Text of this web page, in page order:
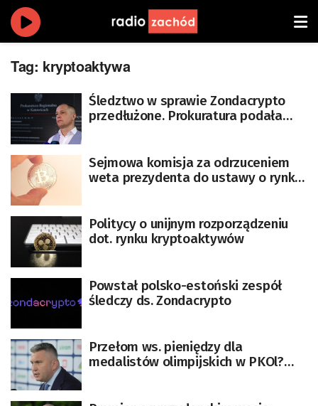
Tag: kryptoaktywa
Śledztwo w sprawie Zondacrypto
przedłużone. Prokuratura podała
Sejmowa komisja za odrzuceniem
weta prezydenta do ustawy o rynku
Politycy o unijnym rozporządzeniu
dot. rynku kryptoaktywów
Powstał polsko-estoński zespół
śledczy ds. Zondacrypto
Przełom ws. pieniędzy dla
medalistów olimpijskich w PKOl?